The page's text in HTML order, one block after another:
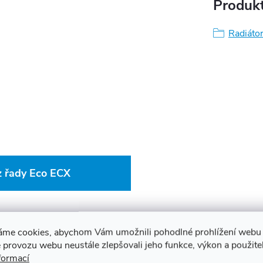
cookies, abychom Vám umožnili pohodlné prohlížení
provozu webu neustále zlepšovali jeho funkce, výkon a
Eco ECX